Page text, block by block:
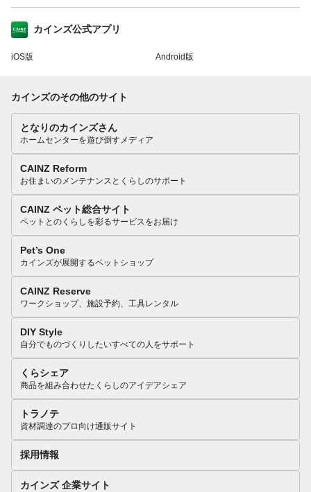
カインズ公式アプリ
iOS版 Android版
カインズのその他のサイト
となりのカインズさん
ホームセンターを遊び倒すメディア
CAINZ Reform
お住まいのメンテナンスとくらしのサポート
CAINZ ペット総合サイト
ペットとのくらしを彩るサービスをお届け
Pet’s One
カインズが展開するペットショップ
CAINZ Reserve
ワークショップ、施設予約、工具レンタル
DIY Style
自分でものづくりしたいすべての人をサポート
くらシェア
商品を組み合わせたくらしのアイデアシェア
トラノテ
資材調達のプロ向け通販サイト
採用情報
カインズ 企業サイト